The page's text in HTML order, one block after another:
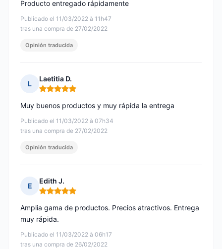
Publicado el 11/03/2022 à 11h47
tras una compra de 27/02/2022
Producto entregado rápidamente
Opinión traducida
L
Laetitia D.
Nota: 5 de 5
Publicado el 11/03/2022 à 07h34
tras una compra de 27/02/2022
Muy buenos productos y muy rápida la entrega
Opinión traducida
E
Edith J.
Nota: 5 de 5
Publicado el 11/03/2022 à 06h17
tras una compra de 26/02/2022
Amplia gama de productos. Precios atractivos. Entrega
muy rápida.